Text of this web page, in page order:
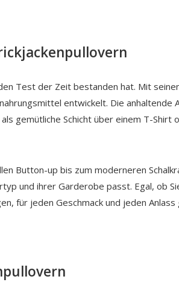
Test der Zeit bestanden hat. Mit
entwickelt. Die
gemütliche Schicht über einem T-
Button-up bis zum moderneren
und ihrer Garderobe passt. Egal, ob
für jeden Geschmack und jeden Anlass